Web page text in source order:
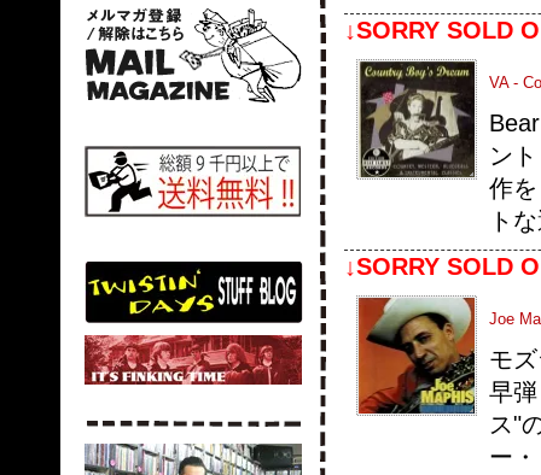
↓SORRY SOLD
VA -
ン
作
ト
↓SORRY SOLD
Joe
モ
早
ス"
ー